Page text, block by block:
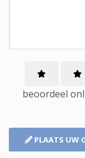
beoordeel
PLAATS UW